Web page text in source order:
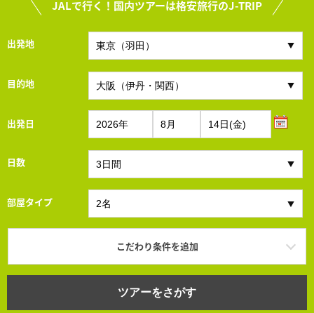
JALで行く！国内ツアーは格安旅行のJ-TRIP
出発地
目的地
出発日
日数
部屋タイプ
こだわり条件を追加
ツアーをさがす